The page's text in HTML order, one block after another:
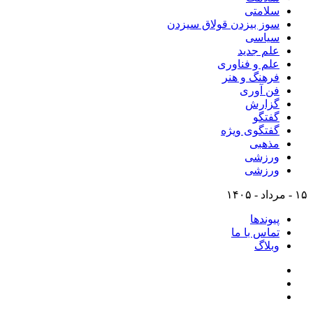
سلامتی
سوز بیزدن قولاق سیزدن
سیاسی
علم جدید
علم و فناوری
فرهنگ و هنر
فن آوری
گزارش
گفتگو
گفتگوی ویژه
مذهبی
ورزشی
ورزشی
۱۵ - مرداد - ۱۴۰۵
پیوندها
تماس با ما
وبلاگ